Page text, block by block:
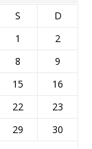
S
D
1
2
8
9
15
16
22
23
29
30